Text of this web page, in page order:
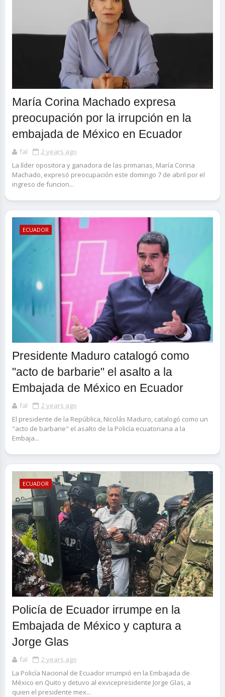
María Corina Machado expresa
preocupación por la irrupción en la
embajada de México en Ecuador
fal
2 years ago
La líder opositora y ganadora de las primarias, María Corina
Machado, expresó preocupación este domingo 7 de abril por el
ingreso de funcion...
ECUADOR
Presidente Maduro catalogó como
"acto de barbarie" el asalto a la
Embajada de México en Ecuador
fal
2 years ago
El presidente de la República, Nicolás Maduro, catalogó como un
"acto de barbarie" el asalto de la Policía ecuatoriana a la
Embaja...
ECUADOR
Policía de Ecuador irrumpe en la
Embajada de México y captura a
Jorge Glas
fal
2 years ago
La Policía Nacional de Ecuador irrumpió en la Embajada de
México en Quito y detuvo al exvicepresidente Jorge Glas, a
quien el presidente mex...